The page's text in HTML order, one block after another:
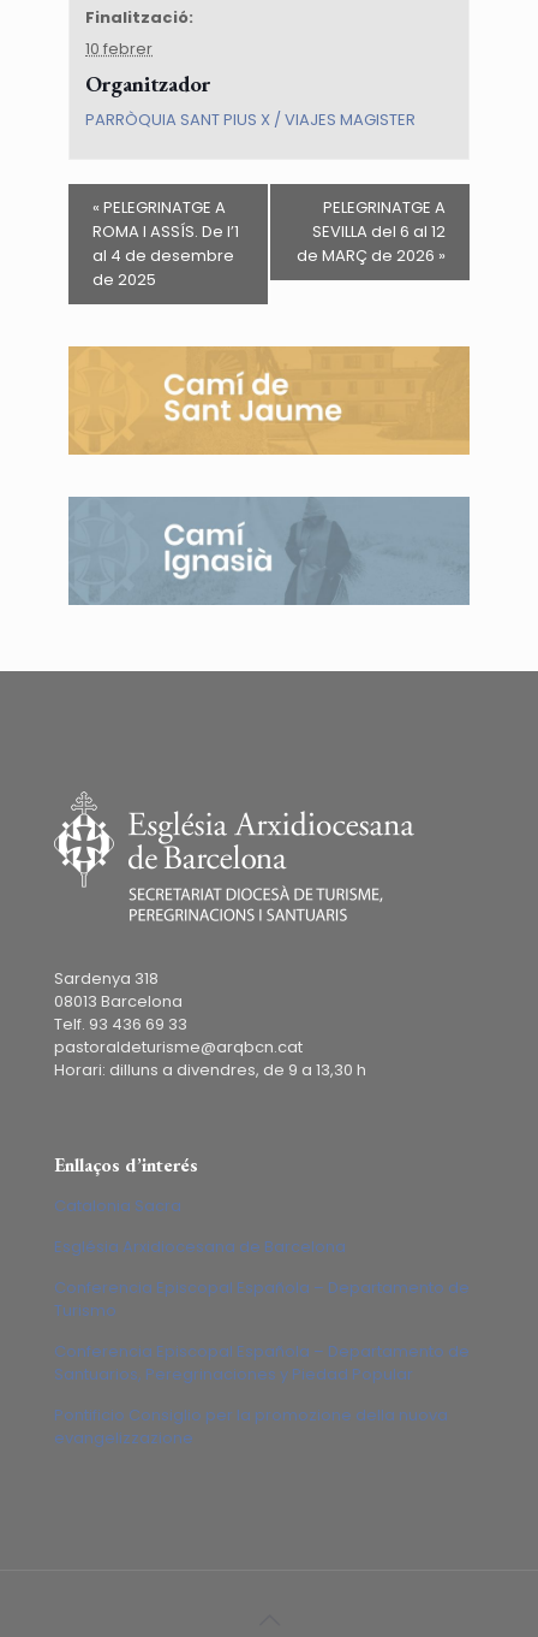
Finalització:
10 febrer
Organitzador
PARRÒQUIA SANT PIUS X / VIAJES MAGISTER
« PELEGRINATGE A
ROMA I ASSÍS. De l’1
al 4 de desembre
de 2025
PELEGRINATGE A
SEVILLA del 6 al 12
de MARÇ de 2026 »
Sardenya 318
08013 Barcelona
Telf. 93 436 69 33
pastoraldeturisme@arqbcn.cat
Horari: dilluns a divendres, de 9 a 13,30 h
Enllaços d’interés
Catalonia Sacra
Església Arxidiocesana de Barcelona
Conferencia Episcopal Española – Departamento de
Turismo
Conferencia Episcopal Española – Departamento de
Santuarios, Peregrinaciones y Piedad Popular
Pontificio Consiglio per la promozione della nuova
evangelizzazione